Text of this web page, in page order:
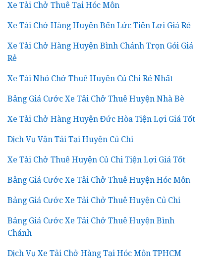
Xe Tải Chở Thuê Tại Hóc Môn
Xe Tải Chở Hàng Huyện Bến Lức Tiện Lợi Giá Rẻ
Xe Tải Chở Hàng Huyện Bình Chánh Trọn Gói Giá
Rẻ
Xe Tải Nhỏ Chở Thuê Huyện Củ Chi Rẻ Nhất
Bảng Giá Cước Xe Tải Chở Thuê Huyện Nhà Bè
Xe Tải Chở Hàng Huyện Đức Hòa Tiện Lợi Giá Tốt
Dịch Vụ Vận Tải Tại Huyện Củ Chi
Xe Tải Chở Thuê Huyện Củ Chi Tiện Lợi Giá Tốt
Bảng Giá Cước Xe Tải Chở Thuê Huyện Hóc Môn
Bảng Giá Cước Xe Tải Chở Thuê Huyện Củ Chi
Bảng Giá Cước Xe Tải Chở Thuê Huyện Bình
Chánh
Dịch Vụ Xe Tải Chở Hàng Tại Hóc Môn TPHCM